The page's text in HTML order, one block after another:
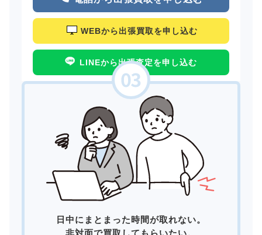
WEBから出張買取を申し込む
LINEから出張査定を申し込む
日中にまとまった時間が取れない。